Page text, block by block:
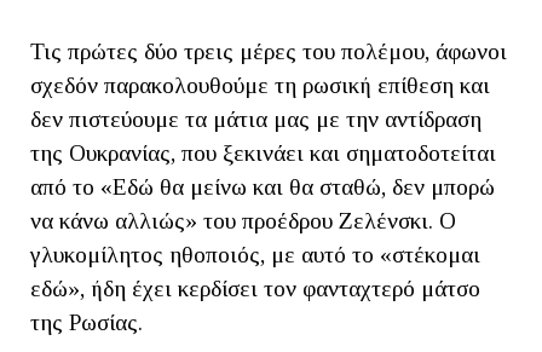
Τις πρώτες δύο τρεις μέρες του πολέμου, άφωνοι
σχεδόν παρακολουθούμε τη ρωσική επίθεση και
δεν πιστεύουμε τα μάτια μας με την αντίδραση
της Ουκρανίας, που ξεκινάει και σηματοδοτείται
από το «Εδώ θα μείνω και θα σταθώ, δεν μπορώ
να κάνω αλλιώς» του προέδρου Ζελένσκι. Ο
γλυκομίλητος ηθοποιός, με αυτό το «στέκομαι
εδώ», ήδη έχει κερδίσει τον φανταχτερό μάτσο
της Ρωσίας.